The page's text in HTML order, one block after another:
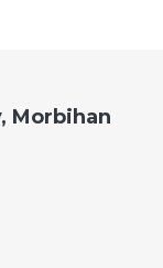
Morbihan